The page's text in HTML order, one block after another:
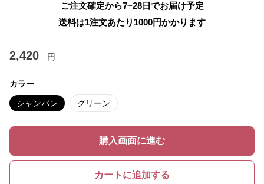
ご注文確定から7~28日でお届け予定
送料は1注文あたり 1000円かかります
2,420 円
カラー
シャンパン グリーン
購入画面に進む
カートに追加する